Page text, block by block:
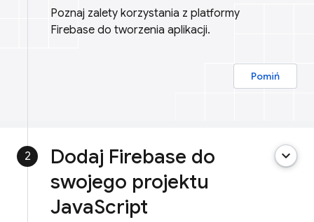
Poznaj zalety korzystania z platformy
Firebase do tworzenia aplikacji.
Pomiń
2
Dodaj Firebase do
swojego projektu
JavaScript
keyboard_arrow_down